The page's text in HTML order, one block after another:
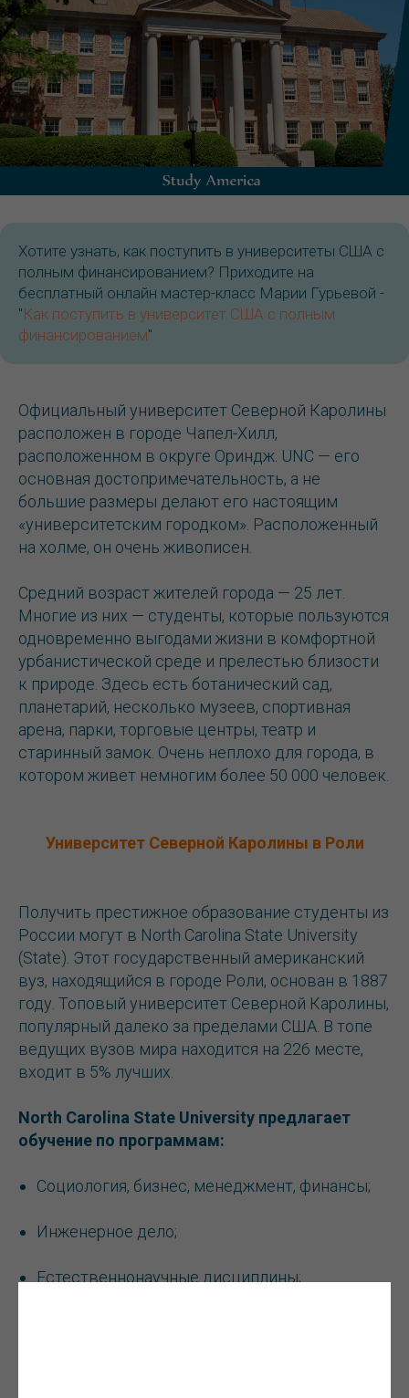
Хотите узнать, как поступить в университеты США с
полным финансированием? Приходите на
бесплатный онлайн мастер-класс Марии Гурьевой -
"Как поступить в университет США с полным
финансированием"
Официальный университет Северной Каролины
расположен в городе Чапел-Хилл,
расположенном в округе Ориндж. UNC — его
основная достопримечательность, а не
большие размеры делают его настоящим
«университетским городком». Расположенный
на холме, он очень живописен.
Средний возраст жителей города — 25 лет.
Многие из них — студенты, которые пользуются
одновременно выгодами жизни в комфортной
урбанистической среде и прелестью близости
к природе. Здесь есть ботанический сад,
планетарий, несколько музеев, спортивная
арена, парки, торговые центры, театр и
старинный замок. Очень неплохо для города, в
котором живет немногим более 50 000 человек.
Университет Северной Каролины в Роли
Получить престижное образование студенты из
России могут в North Carolina State University
(State). Этот государственный американский
вуз, находящийся в городе Роли, основан в 1887
году. Топовый университет Северной Каролины,
популярный далеко за пределами США. В топе
ведущих вузов мира находится на 226 месте,
входит в 5% лучших.
North Carolina State University предлагает
обучение по программам:
Социология, бизнес, менеджмент, финансы;
Инженерное дело;
Естественнонаучные дисциплины;